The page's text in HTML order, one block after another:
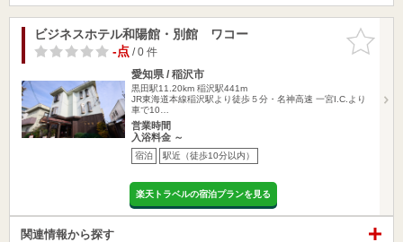
お気に入
りに追加
ビジネスホテル和陽館・別館 ワコー
-点/ 0 件
愛知県 / 稲沢市
黒田駅11.20km 稲沢駅441m
JR東海道本線稲沢駅より徒歩５分・名神高速 一宮I.C.より
車で10…
営業時間
入浴料金 ～
宿泊 駅近（徒歩10分以内）
楽天トラベルの宿泊プランを見る
関連情報から探す